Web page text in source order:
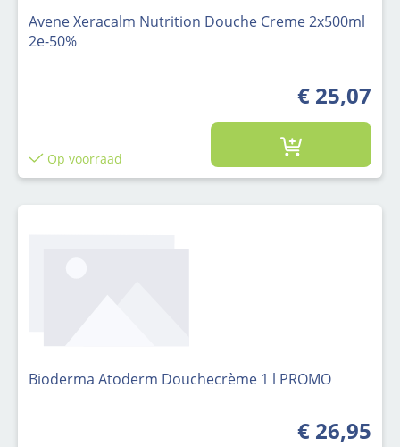
Avene Xeracalm Nutrition Douche Creme 2x500ml
2e-50%
€ 25,07
Op voorraad
Bioderma Atoderm Douchecrème 1 l PROMO
Normale
€ 26,95